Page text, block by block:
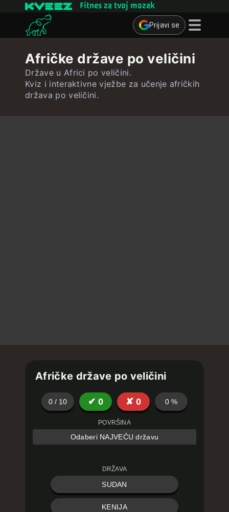
Fitnes za tvoj mozak
Prijavi se
Kvizovi
Kartice za učenje
Afričke države po veličini
Države u Africi po veličini.
Kviz i interaktivne vježbe za učenje afričkih
država po veličini.
Afričke države po veličini
0 / 10 ✔ 0 ✘ 0 0 %
POVRŠINA
Odaberi NAJVEĆU državu
DRŽAVA
SUDAN
KENIJA